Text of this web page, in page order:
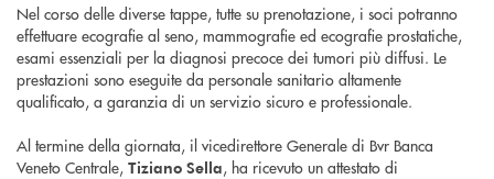
Nel corso delle diverse tappe, tutte su prenotazione, i soci potranno
effettuare ecografie al seno, mammografie ed ecografie prostatiche,
esami essenziali per la diagnosi precoce dei tumori più diffusi. Le
prestazioni sono eseguite da personale sanitario altamente
qualificato, a garanzia di un servizio sicuro e professionale.
Al termine della giornata, il vicedirettore Generale di Bvr Banca
Veneto Centrale, Tiziano Sella, ha ricevuto un attestato di